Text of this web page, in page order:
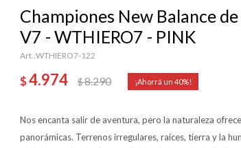
Championes New Balance
V7 - WTHIERO7 - PINK
WTHIERO7-122
$4.974 $8.290 40
Nos encanta salir de aventura, pero la naturaleza
panorámicas. Terrenos irregulares, raíces, tierra y la